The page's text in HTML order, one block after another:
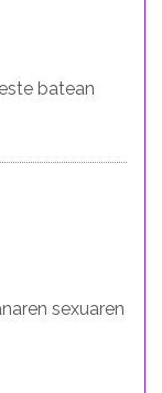
batean
sexuaren